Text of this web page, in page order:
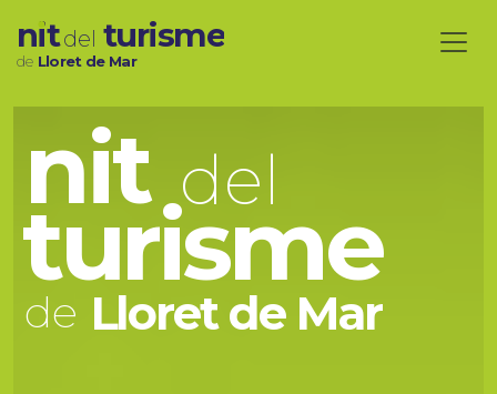
nit
Lloret de Mar
turisme
del
de
nit
Lloret de Mar
turisme
del
de